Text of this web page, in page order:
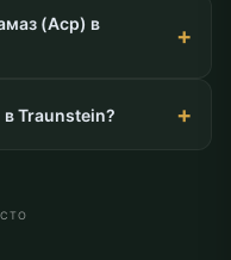
(Аср) в
Traunstein?